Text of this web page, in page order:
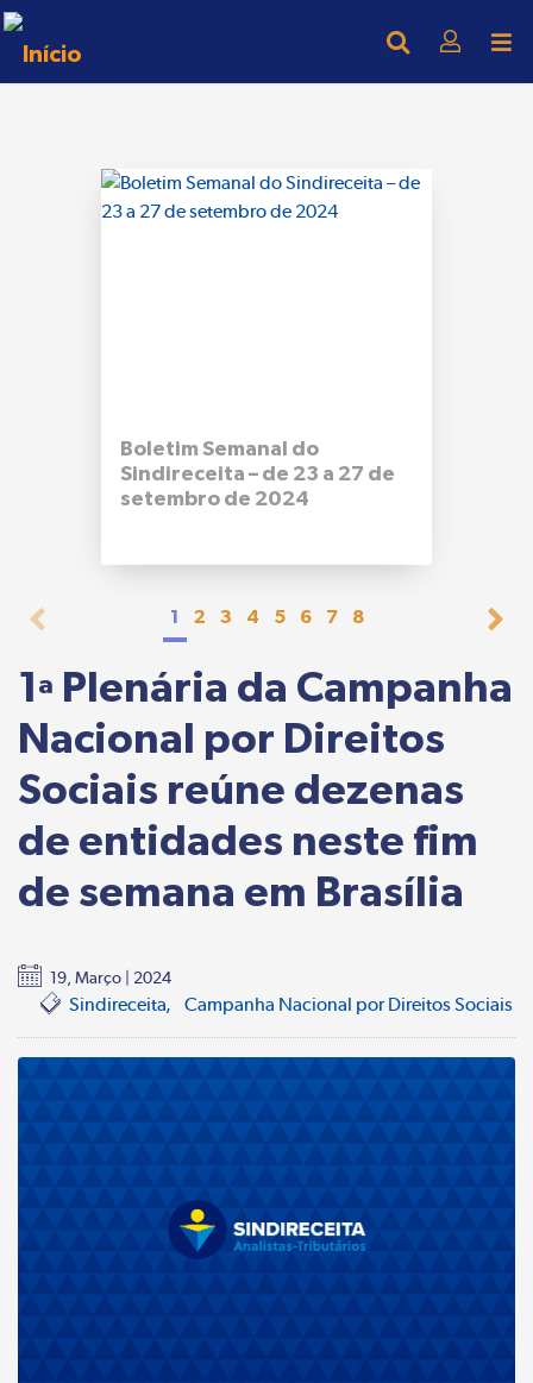
Boletim Semanal do
Sindireceita – de 23 a 27 de
setembro de 2024
1 2 3 4 5 6 7 8
1ª Plenária da Campanha
Nacional por Direitos
Sociais reúne dezenas
de entidades neste fim
de semana em Brasília
19, Março | 2024
Sindireceita Campanha Nacional por Direitos Sociais